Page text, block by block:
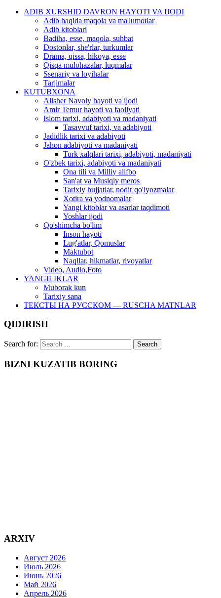
ADIB XURSHID DAVRON HAYOTI VA IJODI
Adib haqida maqola va ma'lumotlar
Adib kitoblari
Badiha, esse, maqola, suhbat
Dostonlar, she'rlar, turkumlar
Drama, qissa, hikoya, esse
Qisqa mulohazalar, luqmalar
Ssenariy va loyihalar
Tarjimalar
KUTUBXONA
Alisher Navoiy hayoti va ijodi
Amir Temur hayoti va faoliyati
Islom tarixi, adabiyoti va madaniyati
Tasavvuf tarixi, va adabiyoti
Jadidlik tarixi va adabiyoti
Jahon adabiyoti va madaniyati
Turk xalqlari tarixi, adabiyoti, madaniyati
O'zbek tarixi, adabiyoti va madaniyati
Ona tili va Milliy alifbo
San'at va Musiqiy meros
Tarixiy hujjatlar, nodir qo'lyozmalar
Xotira va yodnomalar
Yangi kitoblar va asarlar taqdimoti
Yoshlar ijodi
Qo'shimcha bo'lim
Inson hayoti
Lug'atlar, Qomuslar
Maktubot
Naqllar, hikmatlar, rivoyatlar
Video, Audio,Foto
YANGILIKLAR
Muborak kun
Tarixiy sana
ТЕКСТЫ НА РУССКОМ — RUSCHA MATNLAR
QIDIRISH
Search for:
BIZNI KUZATIB BORING
ARXIV
Август 2026
Июль 2026
Июнь 2026
Май 2026
Апрель 2026